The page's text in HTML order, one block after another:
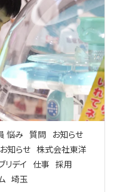
悩み 質問 お知らせ
知らせ 株式会社東洋
リデイ 仕事 採用
埼玉